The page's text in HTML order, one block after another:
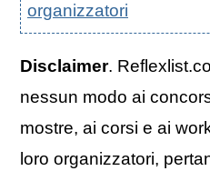
organizzatori
Disclaimer.
nessun modo ai
mostre, ai corsi e ai
loro organizzatori,